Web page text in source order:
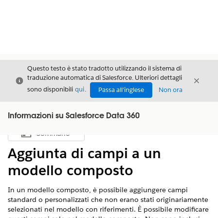
Chiudi
Questo testo è stato tradotto utilizzando il sistema di
traduzione automatica di Salesforce. Ulteriori dettagli
sono disponibili qui. Passa all'inglese Non ora
Chiudi
Informazioni su Salesforce Data 360
Mostra sommario
Sommario
Aggiunta di campi a un
modello composto
In un modello composto, è possibile aggiungere campi
standard o personalizzati che non erano stati originariamente
selezionati nel modello con riferimenti. È possibile modificare